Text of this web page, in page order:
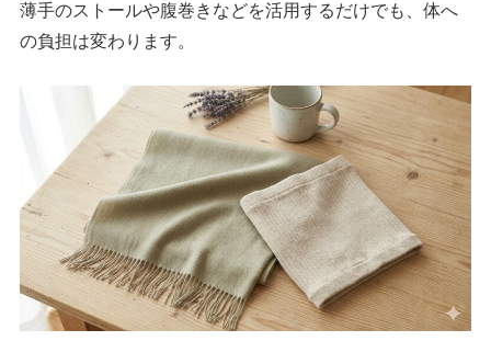
薄手のストールや腹巻きなどを活用するだけでも、体へ
の負担は変わります。